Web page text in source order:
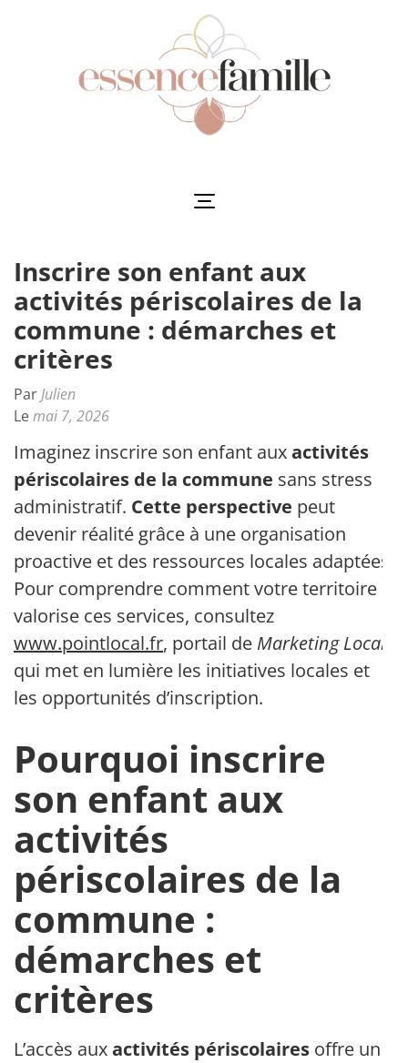
Inscrire son enfant aux
activités périscolaires de la
commune : démarches et
critères
ParJulien
Lemai 7, 2026
Imaginez inscrire son enfant auxactivités
périscolaires de la commune sans stress
administratif. Cette perspective peut
devenir réalité grâce à une organisation
proactive et des ressources locales adaptées.
Pour comprendre comment votre territoire
valorise ces services, consultez
www.pointlocal.fr, portail de Marketing Local
qui met en lumière les initiatives locales et
les opportunités d’inscription.
Pourquoi inscrire
son enfant aux
activités
périscolaires de la
commune :
démarches et
critères
L’accès auxactivités périscolaires offre un